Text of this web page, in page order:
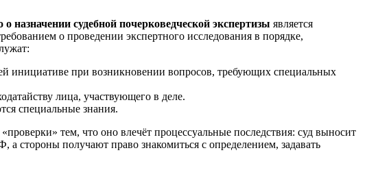
о назначении судебной почерковедческой экспертизы является
о проведении экспертного исследования в порядке,
инициативе при возникновении вопросов, требующих специальных
лица, участвующего в деле.
специальные знания.
тем, что оно влечёт процессуальные последствия: суд выносит
а стороны получают право знакомиться с определением, задавать